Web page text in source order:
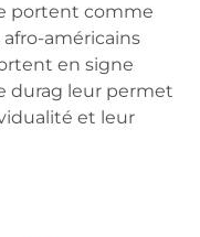
portent comme
américains
en signe
durag leur permet
et leur